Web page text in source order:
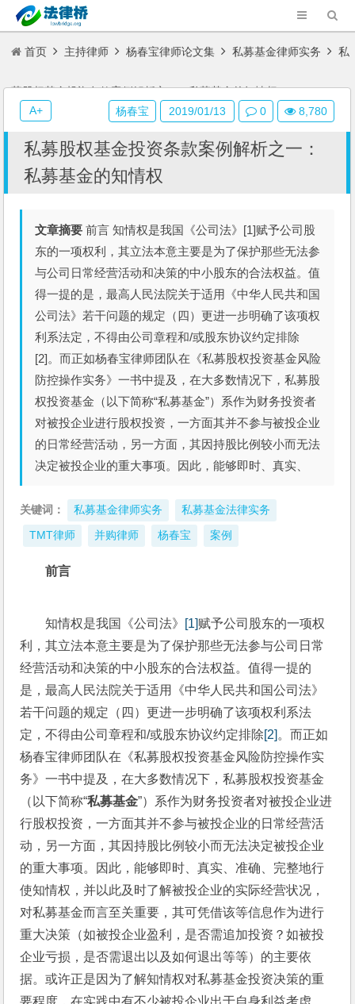
首页 主持律师 杨春宝律师论文集 私募基金律师实务 私
募股权基金投资条款案例解析之一：私募基金的知情权
私募股权基金投资条款案例解析之一：
私募基金的知情权
文章摘要 前言 知情权是我国《公司法》[1]赋予公司股
东的一项权利，其立法本意主要是为了保护那些无法参
与公司日常经营活动和决策的中小股东的合法权益。值
得一提的是，最高人民法院关于适用《中华人民共和国
公司法》若干问题的规定（四）更进一步明确了该项权
利系法定，不得由公司章程和/或股东协议约定排除
[2]。而正如杨春宝律师团队在《私募股权投资基金风险
防控操作实务》一书中提及，在大多数情况下，私募股
权投资基金（以下简称“私募基金”）系作为财务投资者
对被投企业进行股权投资，一方面其并不参与被投企业
的日常经营活动，另一方面，其因持股比例较小而无法
决定被投企业的重大事项。因此，能够即时、真实、
关键词： 私募基金律师实务 私募基金法律实务
TMT律师 并购律师 杨春宝 案例
前言
知情权是我国《公司法》 [1]赋予公司股东的一项权
利，其立法本意主要是为了保护那些无法参与公司日常
经营活动和决策的中小股东的合法权益。值得一提的
是，最高人民法院关于适用《中华人民共和国公司法》
若干问题的规定（四）更进一步明确了该项权利系法
定，不得由公司章程和/或股东协议约定排除[2] 。而正如
杨春宝律师团队在《私募股权投资基金风险防控操作实
务》一书中提及，在大多数情况下，私募股权投资基金
（以下简称“私募基金”）系作为财务投资者对被投企业进
行股权投资，一方面其并不参与被投企业的日常经营活
动，另一方面，其因持股比例较小而无法决定被投企业
的重大事项。因此，能够即时、真实、准确、完整地行
使知情权，并以此及时了解被投企业的实际经营状况，
对私募基金而言至关重要，其可凭借该等信息作为进行
重大决策（如被投企业盈利，是否需追加投资？如被投
企业亏损，是否需退出以及如何退出等等）的主要依
据。或许正是因为了解知情权对私募基金投资决策的重
要程度，在实践中有不少被投企业出于自身利益考虑
杨春宝 2019/01/13 0 8,780
A+